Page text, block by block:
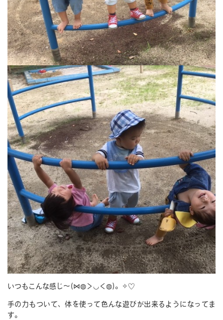
いつもこんな感じ～(⋈◍＞◡＜◍)。✧♡
手の力もついて、体を使って色んな遊びが出来るようになってま
す。